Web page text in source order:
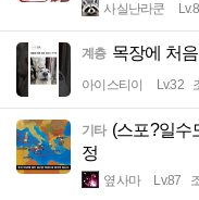
사실난라쿤
계층 목장에 처
아이스티이 Lv.32
기타 (스포?일수
정
옆사마 Lv.87